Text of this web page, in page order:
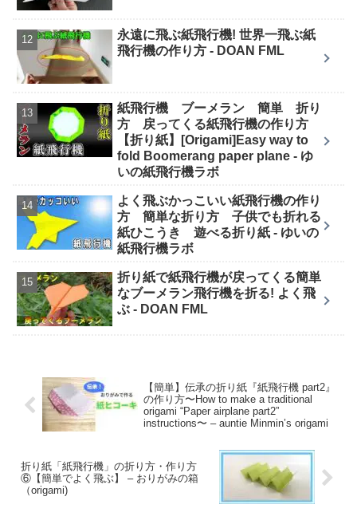
永遠に飛ぶ紙飛行機! 世界一飛ぶ紙
飛行機の作り方 - DOAN FML
紙飛行機 ブーメラン 簡単 折り
方 戻ってくる紙飛行機の作り方
【折り紙】[Origami]Easy way to
fold Boomerang paper plane - ゆ
いの紙飛行機ラボ
よく飛ぶかっこいい紙飛行機の作り
方 簡単な折り方 子供でも折れる
紙ひこうき 遊べる折り紙 - ゆいの
紙飛行機ラボ
折り紙で紙飛行機が戻ってくる簡単
なブーメラン飛行機を折る! よく飛
ぶ - DOAN FML
【簡単】伝承の折り紙『紙飛行機 part2』
の作り方〜How to make a traditional
origami “Paper airplane part2”
instructions〜 – auntie Minmin’s origami
折り紙「紙飛行機」の折り方・作り方
⑥【簡単でよく飛ぶ】 – おりがみの箱
（origami)